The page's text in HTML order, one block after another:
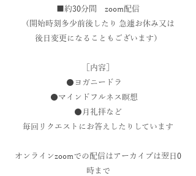
■約30分間 zoom配信
（開始時刻多少前後したり 急遽お休み又は
後日変更になることもございます）
［内容］
●ヨガニードラ
●マインドフルネス瞑想
●月礼拝など
毎回リクエストにお答えしたりしています
オンラインzoomでの配信はアーカイブは翌日0
時まで